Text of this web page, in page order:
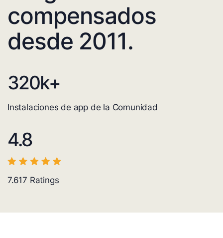
compensados
desde 2011.
320k+
Instalaciones de app de la Comunidad
4.8
7.617 Ratings